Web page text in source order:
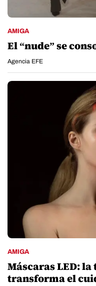
AMIGA
El “nude” se
Agencia EFE
AMIGA
Máscaras LED:
transforma el